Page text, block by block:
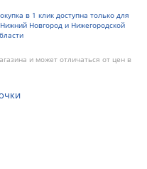
в 1 клик доступна только для
Новгород и Нижегородской
и может отличаться от цен в